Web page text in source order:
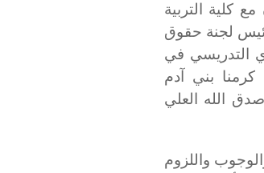
كلية التربية
كاظم رئيس لجنة حقوق
التدريسي في
كرمنا بني آدم
صدق الله العلي
واللزوم